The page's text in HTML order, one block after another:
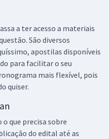
a ter acesso a materiais
São diversos
apostilas disponíveis
para facilitar o seu
mais flexível, pois
quiser.
o que precisa sobre
do edital até as